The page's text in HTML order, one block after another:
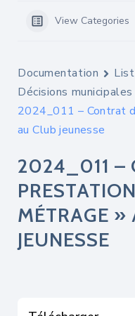
View Categories
Documentation
Décisions
2024_011 – Contrat
au Club jeunesse
2024_011 –
MÉTRAGE »
JEUNESSE